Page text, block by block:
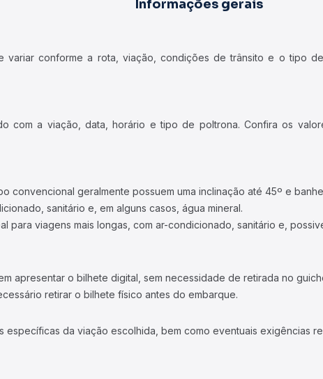
Informações gerais
conforme a rota, viação, condições de trânsito e o tipo
com a viação, data, horário e tipo de poltrona. Confira os
convencional geralmente possuem uma inclinação até 45º e
sanitário e, em alguns casos, água mineral.
para viagens mais longas, com ar-condicionado, sanitário e,
apresentar o bilhete digital, sem necessidade de retirada no
retirar o bilhete físico antes do embarque.
específicas da viação escolhida, bem como eventuais exigências